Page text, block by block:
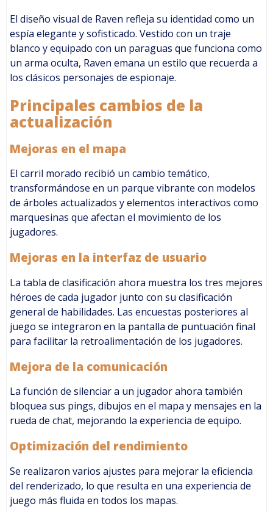
El diseño visual de Raven refleja su identidad como un
espía elegante y sofisticado. Vestido con un traje
blanco y equipado con un paraguas que funciona como
un arma oculta, Raven emana un estilo que recuerda a
los clásicos personajes de espionaje.
Principales cambios de la
actualización
Mejoras en el mapa
El carril morado recibió un cambio temático,
transformándose en un parque vibrante con modelos
de árboles actualizados y elementos interactivos como
marquesinas que afectan el movimiento de los
jugadores.
Mejoras en la interfaz de usuario
La tabla de clasificación ahora muestra los tres mejores
héroes de cada jugador junto con su clasificación
general de habilidades. Las encuestas posteriores al
juego se integraron en la pantalla de puntuación final
para facilitar la retroalimentación de los jugadores.
Mejora de la comunicación
La función de silenciar a un jugador ahora también
bloquea sus pings, dibujos en el mapa y mensajes en la
rueda de chat, mejorando la experiencia de equipo.
Optimización del rendimiento
Se realizaron varios ajustes para mejorar la eficiencia
del renderizado, lo que resulta en una experiencia de
juego más fluida en todos los mapas.